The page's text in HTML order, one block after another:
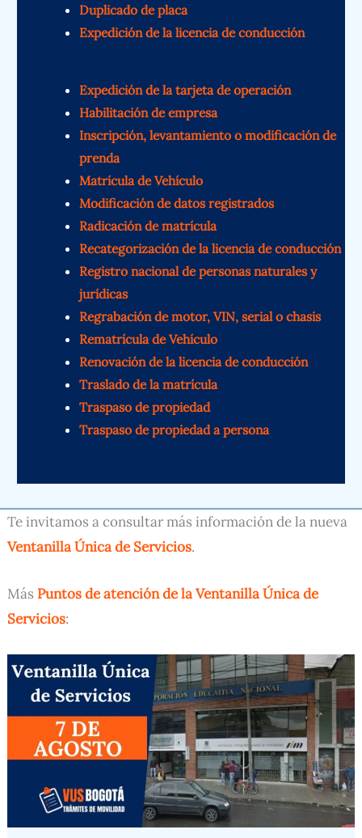
Duplicado de placa
Expedición de la licencia de conducción
Expedición de la tarjeta de operación
Habilitación de empresa
Inscripción, levantamiento o modificación de
prenda
Matrícula de Vehículo
Modificación de datos registrados
Radicación de matrícula
Recategorización de la licencia de conducción
Registro nacional de personas naturales y
jurídicas
Regrabación de motor, VIN, serial o chasis
Rematrícula de Vehículo
Renovación de la licencia de conducción
Traslado de la matrícula
Traspaso de propiedad
Traspaso de propiedad a persona
Te invitamos a consultar más información de la nueva
Ventanilla Única de Servicios.
Más Puntos de atención de la Ventanilla Única de
Servicios: